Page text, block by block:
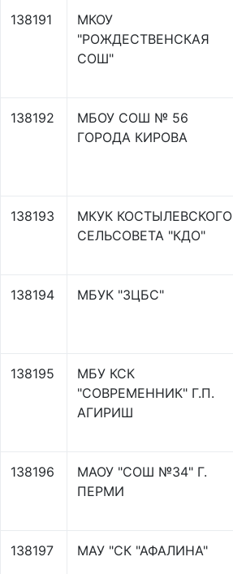
138191
МКОУ
"РОЖДЕСТВЕНСКАЯ
СОШ"
138192
МБОУ СОШ № 56
ГОРОДА КИРОВА
138193
МКУК КОСТЫЛЕВСКОГО
СЕЛЬСОВЕТА "КДО"
138194 МБУК "ЗЦБС"
138195
МБУ КСК
"СОВРЕМЕННИК" Г.П.
АГИРИШ
138196
МАОУ "СОШ №34" Г.
ПЕРМИ
138197 МАУ "СК "АФАЛИНА"